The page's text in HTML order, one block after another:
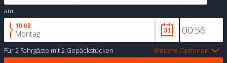
am:
10.08
Montag
Für2 Fahrgäste mit2 Gepäckstücken Weitere Optionen